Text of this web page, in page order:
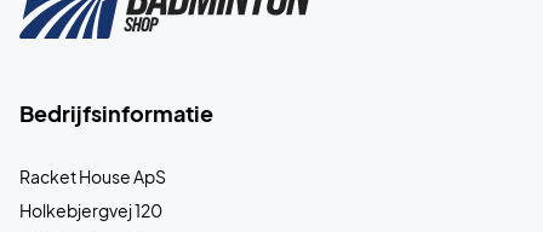
Bedrijfsinformatie
Racket House ApS
Holkebjergvej 120